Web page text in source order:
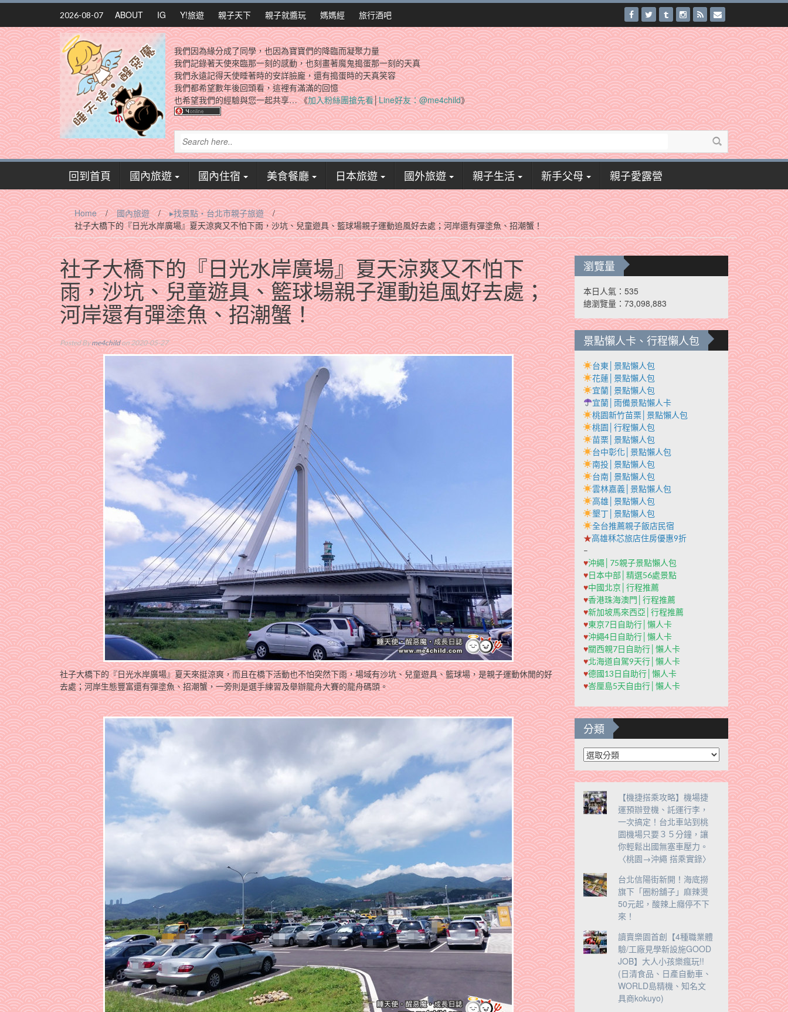
Skip
content
2026-08-07 ABOUT IG Y!旅遊 親子天下 親子就醬玩 媽媽經 旅行酒吧
我們因為緣分成了同學，也因為寶寶們的降臨而凝聚力量
我們記錄著天使來臨那一刻的感動，也刻畫著魔鬼搗蛋那一刻的天真
我們永遠記得天使睡著時的安詳臉龐，還有搗蛋時的天真笑容
我們都希望數年後回頭看，這裡有滿滿的回憶
也希望我們的經驗與您一起共享… 《加入粉絲團搶先看│Line好友：@me4child》
回到首頁 國內旅遊 國內住宿 美食餐廳 日本旅遊 國外旅遊 親子生活 新手父母 親子愛露營
Home / 國內旅遊 / ▸找景點‧台北市親子旅遊
/
社子大橋下的『日光水岸廣場』夏天涼爽又不怕下雨，沙坑、兒童遊具、籃球場親子運動追風好去處；河岸還有彈塗魚、招潮蟹！
社子大橋下的『日光水岸廣場』夏天涼爽又不怕下
雨，沙坑、兒童遊具、籃球場親子運動追風好去處；
河岸還有彈塗魚、招潮蟹！
Posted Byme4childon 2020-05-27
社子大橋下的『日光水岸廣場』夏天來挺涼爽，而且在橋下活動也不怕突然下雨，場域有沙坑、兒童遊具、籃球場，是親子運動休閒的好
去處；河岸生態豐富還有彈塗魚、招潮蟹，一旁則是選手練習及舉辦龍舟大賽的龍舟碼頭。
瀏覽量
本日人氣：535
總瀏覽量：73,098,883
景點懶人卡、行程懶人包
台東│景點懶人包
花蓮│景點懶人包
宜蘭│景點懶人包
宜蘭│雨備景點懶人卡
桃園新竹苗栗│景點懶人包
桃園│行程懶人包
苗栗│景點懶人包
台中彰化│景點懶人包
南投│景點懶人包
台南│景點懶人包
雲林嘉義│景點懶人包
高雄│景點懶人包
墾丁│景點懶人包
全台推薦親子飯店民宿
★高雄秝芯旅店住房優惠9折
–
♥沖繩│75親子景點懶人包
♥日本中部│精選56處景點
♥中國北京│行程推薦
♥香港珠海澳門│行程推薦
♥新加坡馬來西亞│行程推薦
♥東京7日自助行│懶人卡
♥沖繩4日自助行│懶人卡
♥關西親7日自助行│懶人卡
♥北海道自駕9天行│懶人卡
♥德國13日自助行│懶人卡
♥峇厘島5天自由行│懶人卡
分類
分
類
【機捷搭乘攻略】機場捷
運預辦登機、託運行李，
一次搞定！台北車站到桃
園機場只要３５分鐘，讓
你輕鬆出國無塞車壓力。
〈桃園→沖繩 搭乘實錄〉
台北信陽街新開！海底撈
旗下「圈粉舖子」麻辣燙
50元起，酸辣上癮停不下
來！
讀賣樂園首創【4種職業體
驗/工廠見學新設施GOOD
JOB】大人小孩樂瘋玩!!
(日清食品、日產自動車、
WORLD島精機、知名文
具商kokuyo)